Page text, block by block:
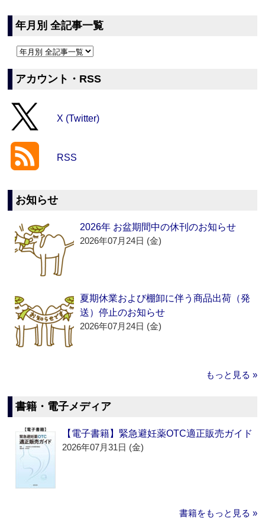
年月別 全記事一覧
アカウント・RSS
X (Twitter)
RSS
お知らせ
2026年 お盆期間中の休刊のお知らせ
2026年07月24日 (金)
夏期休業および棚卸に伴う商品出荷（発
送）停止のお知らせ
2026年07月24日 (金)
もっと見る »
書籍・電子メディア
【電子書籍】緊急避妊薬OTC適正販売ガイド
2026年07月31日 (金)
書籍をもっと見る »